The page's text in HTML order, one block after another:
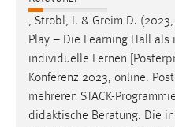
, Strobl, I. & Greim D.
Play – Die Learning Hall als
individuelle Lernen
Konferenz 2023, online.
mehreren STACK-
didaktische Beratung. Die
Conversion-Tracking
Cookie Laufzeit:
3 Monate
Facebook Pixel